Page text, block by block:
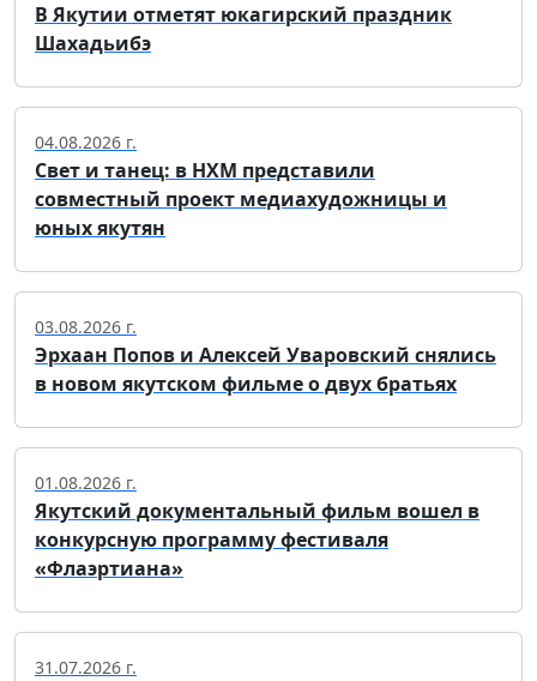
В Якутии отметят юкагирский праздник
Шахадьибэ
04.08.2026 г.
Свет и танец: в НХМ представили
совместный проект медиахудожницы и
юных якутян
03.08.2026 г.
Эрхаан Попов и Алексей Уваровский снялись
в новом якутском фильме о двух братьях
01.08.2026 г.
Якутский документальный фильм вошел в
конкурсную программу фестиваля
«Флаэртиана»
31.07.2026 г.